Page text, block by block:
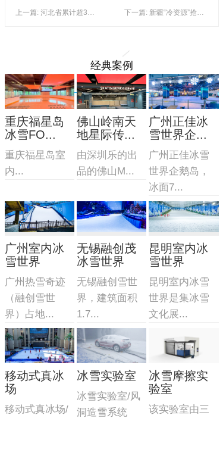
上一篇: 河北省累计超30万人次残疾人参与冰雪运动 下一篇: 新疆“冷资源”抢抓“热机遇”
经典案例
重庆福星岛
冰雪FO...
重庆福星岛室
内...
佛山岭南天
地星际传...
由深圳乐的出
品的佛山M...
广州正佳冰
雪世界企...
广州正佳冰雪
世界企鹅岛，
冰面7...
广州室内冰
雪世界
广州热雪奇迹
（融创雪世
界）占地...
无锡融创茂
冰雪世界
无锡融创雪世
界，建筑面积
1.7...
昆明室内冰
雪世界
昆明室内冰雪
世界是集冰雪
文化展...
移动式真冰
场
移动式真冰场/
冰雪实验室
冰雪实验室/风
洞造雪系统
冰雪摩擦实
验室
该实验室由三